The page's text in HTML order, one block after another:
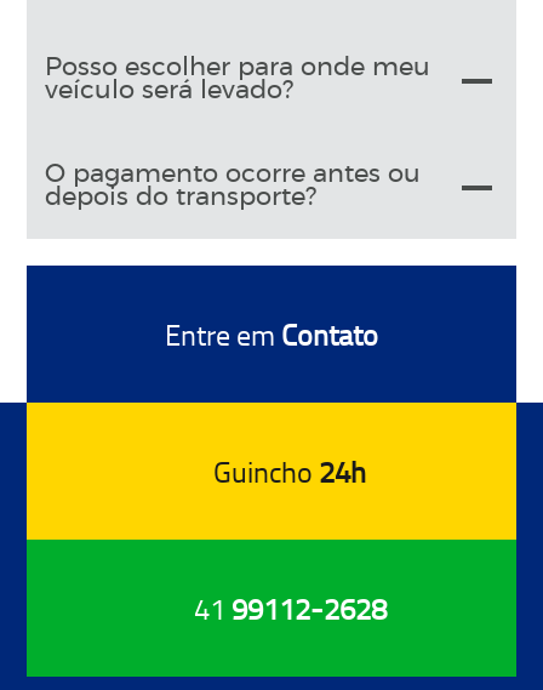
Posso escolher para onde meu
veículo será levado?
O pagamento ocorre antes ou
depois do transporte?
Guincho 24h
Entre em Contato
41 99112-2628